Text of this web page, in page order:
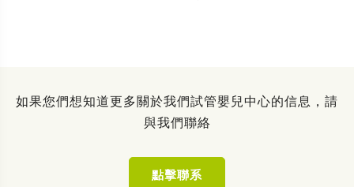
如果您們想知道更多關於我們試管嬰兒中心的信息，請
與我們聯絡
點擊聯系